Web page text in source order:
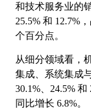
和技术服务业的
25.5% 和 12.7%
个百分点。
从细分领域看，
集成、系统集成
30.1%、24.5%
同比增长 6.8%。